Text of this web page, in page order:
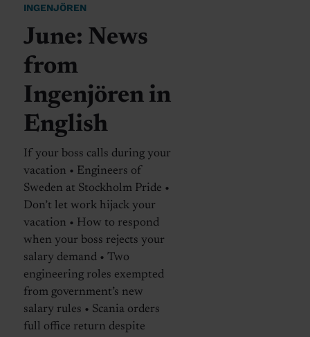
INGENJÖREN
June: News
from
Ingenjören in
English
If your boss calls during your
vacation • Engineers of
Sweden at Stockholm Pride •
Don’t let work hijack your
vacation • How to respond
when your boss rejects your
salary demand • Two
engineering roles exempted
from government’s new
salary rules • Scania orders
full office return despite